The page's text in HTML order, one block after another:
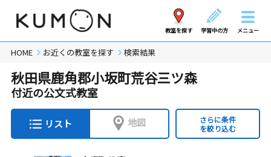
教室を探す 学習中の方 メニュー
HOME お近くの教室を探す 検索結果
秋田県鹿角郡小坂町荒谷三ツ森
付近の公文式教室
リスト 地図
さらに条件
を絞り込む